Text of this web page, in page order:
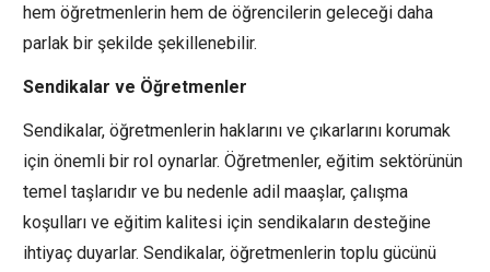
hem öğretmenlerin hem de öğrencilerin geleceği daha
parlak bir şekilde şekillenebilir.
Sendikalar ve Öğretmenler
Sendikalar, öğretmenlerin haklarını ve çıkarlarını korumak
için önemli bir rol oynarlar. Öğretmenler, eğitim sektörünün
temel taşlarıdır ve bu nedenle adil maaşlar, çalışma
koşulları ve eğitim kalitesi için sendikaların desteğine
ihtiyaç duyarlar. Sendikalar, öğretmenlerin toplu gücünü